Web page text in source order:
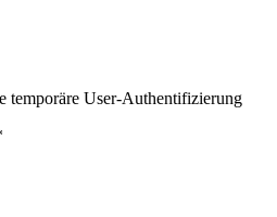
temporäre User-Authentifizierung